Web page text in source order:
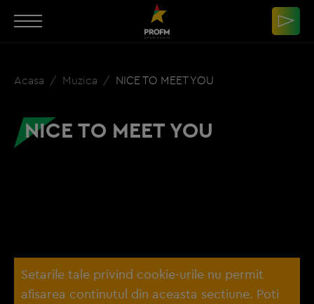
Acasa Muzica NICE TO MEET YOU
NICE TO MEET YOU
Setarile tale privind cookie-urile nu permit
afisarea continutul din aceasta sectiune. Poti